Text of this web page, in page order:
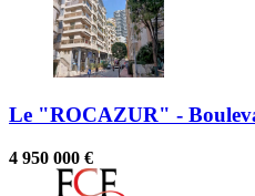
Le "ROCAZUR" -
4 950 000 €